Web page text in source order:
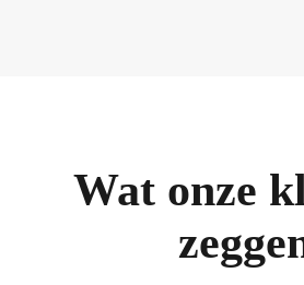
Wat onze